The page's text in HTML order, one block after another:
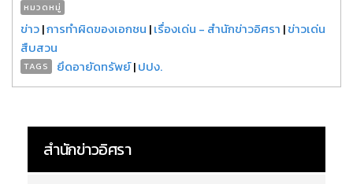
หมวดหมู่
ข่าว|การทำผิดของเอกชน |เรื่องเด่น - สำนักข่าวอิศรา |ข่าวเด่น
สืบสวน
TAGS ยึดอายัดทรัพย์|ปปง.
สำนักข่าวอิศรา